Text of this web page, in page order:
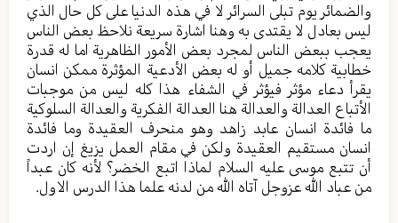
والضمائر يوم تبلى السرائر لا في هذه الدنيا على كل حال الذي
ليس بعادل لا يقتدى به وهنا اشارة سريعة نلاحظ بعض الناس
يعجب ببعض الناس لمجرد بعض الأمور الظاهرية اما له قدرة
خطابية كلامه جميل أو له بعض الأدعية المؤثرة ممكن انسان
يقرأ دعاء مؤثر فيؤثر في الشفاء هذا كله ليس من موجبات
الأتباع العدالة والعدالة هنا العدالة الفكرية والعدالة السلوكية
ما فائدة انسان عابد زاهد وهو منحرف العقيدة وما فائدة
انسان مستقيم العقيدة ولكن في مقام العمل يزيغ إن اردت
أن تتبع موسى عليه السلام لماذا اتبع الخضر؟ لأنه كان عبداً
من عباد الله عزوجل آتاه الله من لدنه علما هذا الدرس الاول.